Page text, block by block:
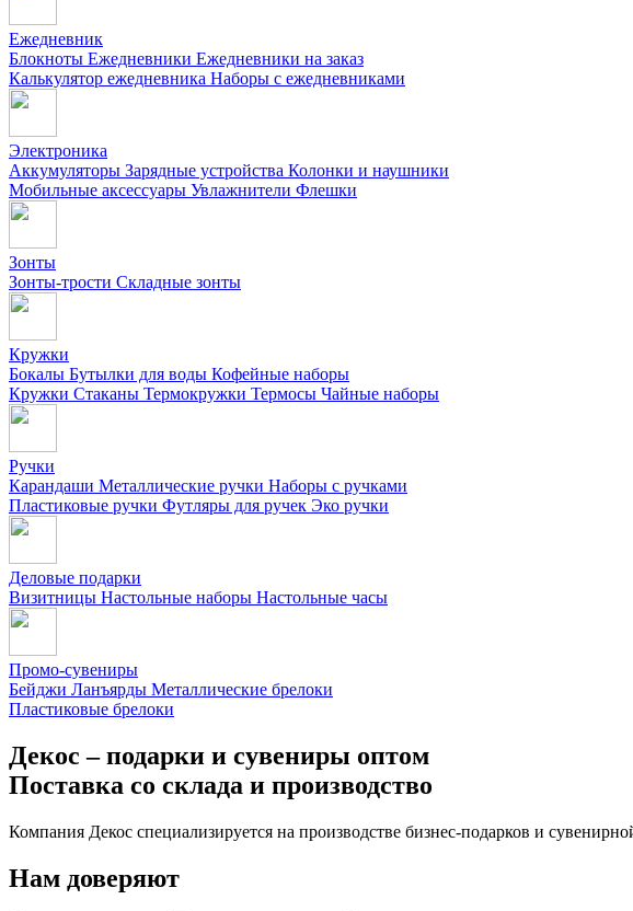
Ежедневник
Блокноты Ежедневники Ежедневники на заказ
Калькулятор ежедневника Наборы с ежедневниками
Электроника
Аккумуляторы Зарядные устройства Колонки и наушники
Мобильные аксессуары Увлажнители Флешки
Зонты
Зонты-трости Складные зонты
Кружки
Бокалы Бутылки для воды Кофейные наборы
Кружки Стаканы Термокружки Термосы Чайные наборы
Ручки
Карандаши Металлические ручки Наборы с ручками
Пластиковые ручки Футляры для ручек Эко ручки
Деловые подарки
Визитницы Настольные наборы Настольные часы
Промо-сувениры
Бейджи Ланъярды Металлические брелоки
Пластиковые брелоки
Декос – подарки и сувениры оптом
Поставка со склада и производство
Компания Декос специализируется на производстве бизнес-подарков и
Нам доверяют